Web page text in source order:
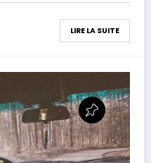
LIRE LA SUITE